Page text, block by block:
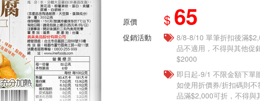
原價 $ 65
促銷活動
8/8-8/10 單筆折扣後滿
品不適用，不得與其他促
$2000
即日起-9/1 不限金額下單
如使用折價券/折扣碼則
品滿$2,000可折，不得與